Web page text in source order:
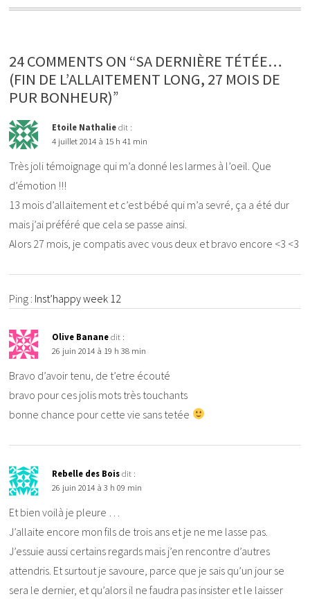
24 COMMENTS ON “SA DERNIÈRE TÉTÉE…
(FIN DE L’ALLAITEMENT LONG, 27 MOIS DE
PUR BONHEUR)”
Etoile Nathalie dit :
4 juillet 2014 à 15 h 41 min
Très joli témoignage qui m’a donné les larmes à l’oeil. Que
d’émotion !!!
13 mois d’allaitement et c’est bébé qui m’a sevré, ça a été dur
mais j’ai préféré que cela se passe ainsi.
Alors 27 mois, je compatis avec vous deux et bravo encore <3 <3
Ping : Inst’happy week 12
Olive Banane dit :
26 juin 2014 à 19 h 38 min
Bravo d’avoir tenu, de t’etre écouté
bravo pour ces jolis mots très touchants
bonne chance pour cette vie sans tetée
Rebelle des Bois dit :
26 juin 2014 à 3 h 09 min
Et bien voilà je pleure …
J’allaite encore mon fils de trois ans et je ne me lasse pas.
J’essuie aussi certains regards mais j’en rencontre d’autres
attendris. Et surtout je savoure, parce que je sais qu’un jour se
sera le dernier, et qu’alors il ne faudra pas insister et le laisser